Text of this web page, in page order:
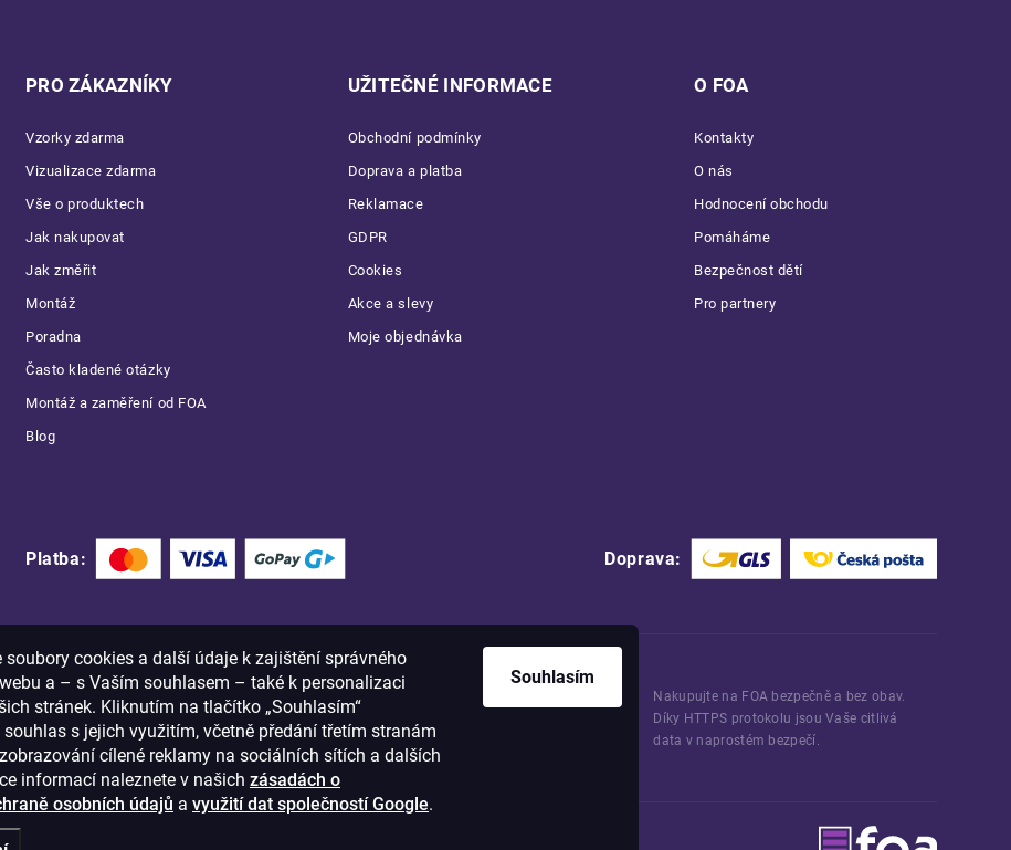
soubory cookies a další údaje k zajištění správného
a – s Vaším souhlasem – také k personalizaci
stránek. Kliknutím na tlačítko „Souhlasím“
s jejich využitím, včetně předání třetím stranám
cílené reklamy na sociálních sítích a dalších
informací naleznete v našich zásadách o
osobních údajů a využití dat společností Google.
Souhlasím
PRO ZÁKAZNÍKY
Vzorky zdarma
Vizualizace zdarma
Vše o produktech
Jak nakupovat
Jak změřit
Montáž
Poradna
Často kladené otázky
Montáž a zaměření od FOA
Blog
UŽITEČNÉ INFORMACE
Obchodní podmínky
Doprava a platba
Reklamace
GDPR
Cookies
Akce a slevy
Moje objednávka
O FOA
Kontakty
O nás
Hodnocení obchodu
Pomáháme
Bezpečnost dětí
Pro partnery
Platba: Doprava:
Nakupujte na FOA bezpečně a bez obav.
Díky HTTPS protokolu jsou Vaše citlivá
data v naprostém bezpečí.
01